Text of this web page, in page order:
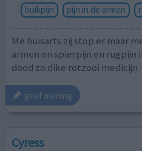
buikpijn
pijn in de armen
Me huisarts zij stop er maar
armen en spierpijn en rugpijn
dood zo dike rotzooi medicijn
geef mening
Cyress